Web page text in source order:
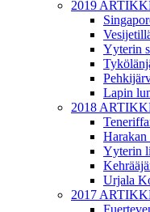
2019
Yyterin
Lapin
2018
Yyterin
Urjala
2017